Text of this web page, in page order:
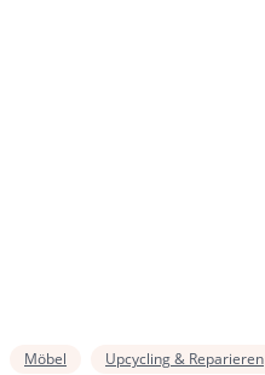
Möbel Upcycling & Reparieren